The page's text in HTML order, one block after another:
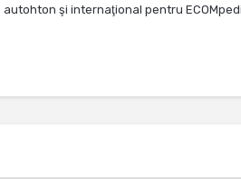
şi internaţional pentru